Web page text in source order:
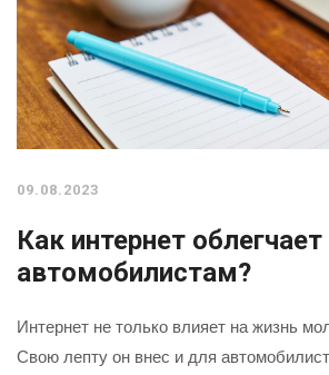
09.08.2023
Как интернет
автомобилистам?
Интернет не только влияет на жизнь
Свою лепту он внес и для